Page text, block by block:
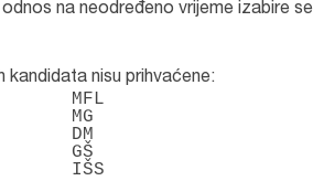
na neodređeno vrijeme izabire
kandidata nisu prihvaćene:
MFL
MG
DM
GŠ
IŠS